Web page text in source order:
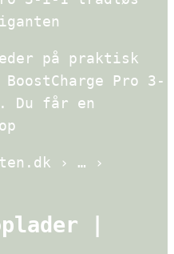
på praktisk
Pro 3-
Du får en
› … ›
|